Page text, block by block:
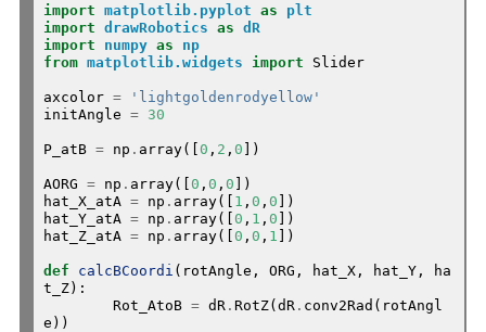
import matplotlib.pyplot as
plt
import
drawRobotics as
dR
import
numpy as
np
from matplotlib.widgets import Slider
axcolor =
'lightgoldenrodyellow'
initAngle = 30
P_atB = np . array([0 , 2 ,0 ])
AORG = np . array([0 ,0 ,0 ])
hat_X_atA = np . array([ 1 ,0 ,0 ])
hat_Y_atA = np . array([0 , 1 ,0 ])
hat_Z_atA = np . array([0 ,0 , 1 ])
def calcBCoordi (rotAngle, ORG, hat_X, hat_Y, ha
t_Z):
	Rot_AtoB
= dR . RotZ(dR . conv2Rad(rotAngl
e))